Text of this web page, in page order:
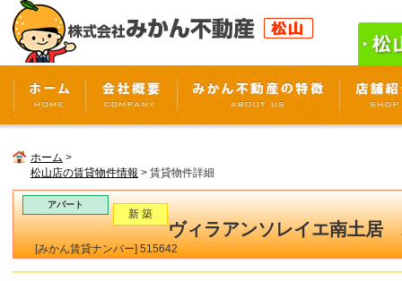
ホーム >
松山店の賃貸物件情報 > 賃貸物件詳細
アパート
新 築
ヴィラアンソレイエ南土居
[みかん賃貸ナンバー] 515642